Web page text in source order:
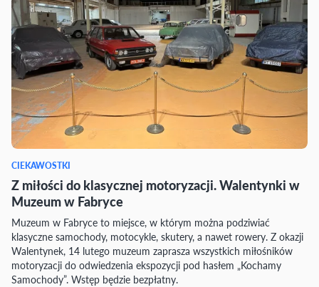
CIEKAWOSTKI
Z miłości do klasycznej motoryzacji. Walentynki w
Muzeum w Fabryce
Muzeum w Fabryce to miejsce, w którym można podziwiać
klasyczne samochody, motocykle, skutery, a nawet rowery. Z okazji
Walentynek, 14 lutego muzeum zaprasza wszystkich miłośników
motoryzacji do odwiedzenia ekspozycji pod hasłem „Kochamy
Samochody”. Wstęp będzie bezpłatny.